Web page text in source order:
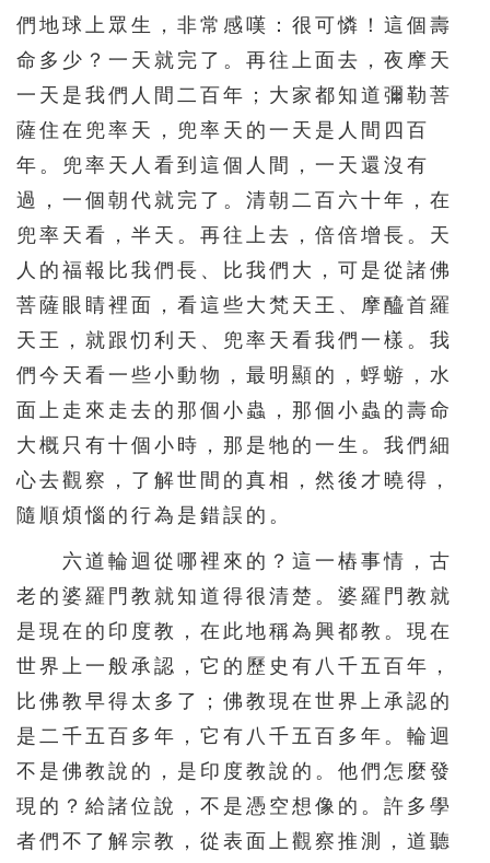
們地球上眾生，非常感嘆：很可憐！這個壽
命多少？一天就完了。再往上面去，夜摩天
一天是我們人間二百年；大家都知道彌勒菩
薩住在兜率天，兜率天的一天是人間四百
年。兜率天人看到這個人間，一天還沒有
過，一個朝代就完了。清朝二百六十年，在
兜率天看，半天。再往上去，倍倍增長。天
人的福報比我們長、比我們大，可是從諸佛
菩薩眼睛裡面，看這些大梵天王、摩醯首羅
天王，就跟忉利天、兜率天看我們一樣。我
們今天看一些小動物，最明顯的，蜉蝣，水
面上走來走去的那個小蟲，那個小蟲的壽命
大概只有十個小時，那是牠的一生。我們細
心去觀察，了解世間的真相，然後才曉得，
隨順煩惱的行為是錯誤的。
六道輪迴從哪裡來的？這一樁事情，古
老的婆羅門教就知道得很清楚。婆羅門教就
是現在的印度教，在此地稱為興都教。現在
世界上一般承認，它的歷史有八千五百年，
比佛教早得太多了；佛教現在世界上承認的
是二千五百多年，它有八千五百多年。輪迴
不是佛教說的，是印度教說的。他們怎麼發
現的？給諸位說，不是憑空想像的。許多學
者們不了解宗教，從表面上觀察推測，道聽